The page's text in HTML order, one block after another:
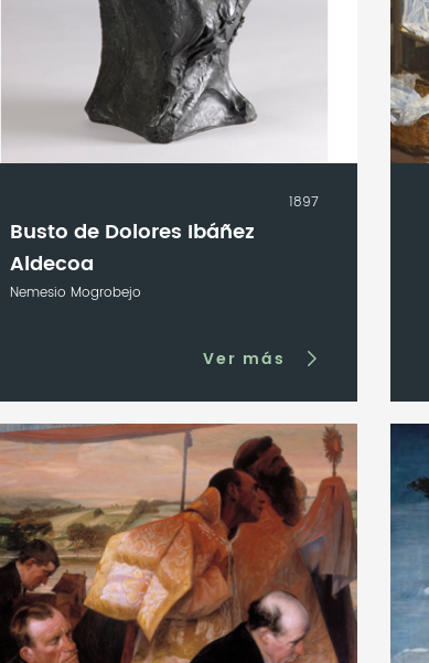
1897
Busto de Dolores Ibáñez
Aldecoa
Nemesio Mogrobejo
Ver más